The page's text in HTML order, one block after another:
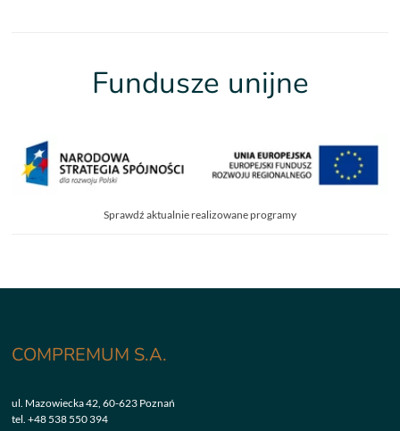
Fundusze unijne
Sprawdź aktualnie realizowane programy
COMPREMUM S.A.
ul. Mazowiecka 42, 60-623 Poznań
tel.+48 538 550 394